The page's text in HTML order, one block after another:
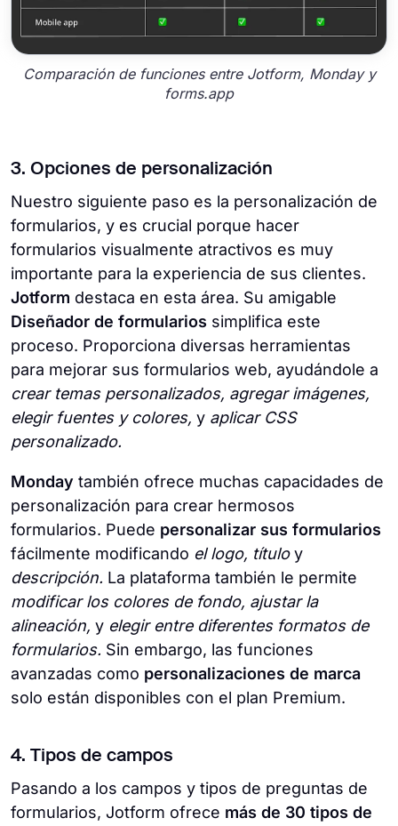
Comparación de funciones entre Jotform, Monday y
forms.app
3. Opciones de personalización
Nuestro siguiente paso es la personalización de
formularios, y es crucial porque hacer
formularios visualmente atractivos es muy
importante para la experiencia de sus clientes.
Jotform destaca en esta área. Su amigable
Diseñador de formularios simplifica este
proceso. Proporciona diversas herramientas
para mejorar sus formularios web, ayudándole a
crear temas personalizados, agregar imágenes,
elegir fuentes y colores, y aplicar CSS
personalizado.
Monday también ofrece muchas capacidades de
personalización para crear hermosos
formularios. Puede personalizar sus formularios
fácilmente modificando el logo, títuloy
descripción. La plataforma también le permite
modificar los colores de fondo, ajustar la
alineación, y elegir entre diferentes formatos de
formularios. Sin embargo, las funciones
avanzadas como personalizaciones de marca
solo están disponibles con el plan Premium.
4. Tipos de campos
Pasando a los campos y tipos de preguntas de
formularios, Jotform ofrece más de 30 tipos de